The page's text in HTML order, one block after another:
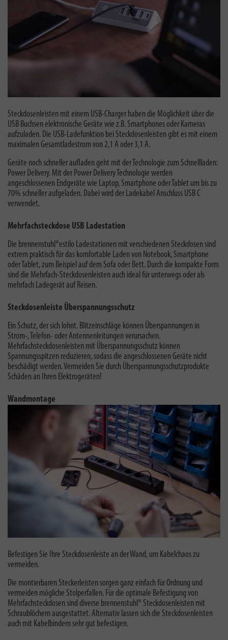
Steckdosenleisten mit einem USB-Charger haben die Möglichkeit über die
USB Buchsen elektronische Geräte wie z.B. Smartphones oder Kameras
aufzuladen. Die USB-Ladefunktion bei Steckdosenleisten gibt es mit einem
maximalen Gesamtladestrom von 2,1 A oder 3,1 A.
Geräte noch schneller aufladen geht mit der Technologie zum Schnellladen:
Power Delivery. Mit der Power Delivery Technologie werden
angeschlossenen Endgeräte wie Laptop, Smartphone oder Tablet um bis zu
70% schneller aufgeladen. Dabei wird der Ladekabel Anschluss USB C
verwendet.
Mehrfachsteckdose USB Ladestation
Die brennenstuhl®estilo Ladestationen mit verschiedenen Steckdosen sind
extrem praktisch für das komfortable Laden von Notebook, Smartphone
oder Tablet, zum Beispiel auf dem Sofa oder Bett. Durch die kompakte Form
sind die Mehrfach-Steckdosenleisten auch ideal für unterwegs oder als
mehrfach Ladegerät auf Reisen.
Steckdosenleiste Überspannungsschutz
Ein Schutz, der sich lohnt. Blitzeinschläge können Überspannungen in
Strom-, Telefon- oder Antennenleitungen verursachen.
Mehrfachsteckdosenleisten mit Überspannungsschutz können
Spannungsspitzen reduzieren, sodass die angeschlossenen Geräte nicht
beschädigt werden. Vermeiden Sie durch Überspannungsschutzprodukte
Schäden an Ihren Elektrogeräten!
Wandmontage
Befestigen Sie Ihre Steckdosenleiste an der Wand, um Kabelchaos zu
vermeiden.
Die montierbaren Steckerleisten sorgen ganz einfach für Ordnung und
vermeiden mögliche Stolperfallen. Für die optimale Befestigung von
Mehrfachsteckdosen sind diverse brennenstuhl® Steckdosenleisten mit
Schraublöchern ausgestattet. Alternativ lassen sich die Steckdosenleisten
auch mit Kabelbindern sehr gut befestigen.